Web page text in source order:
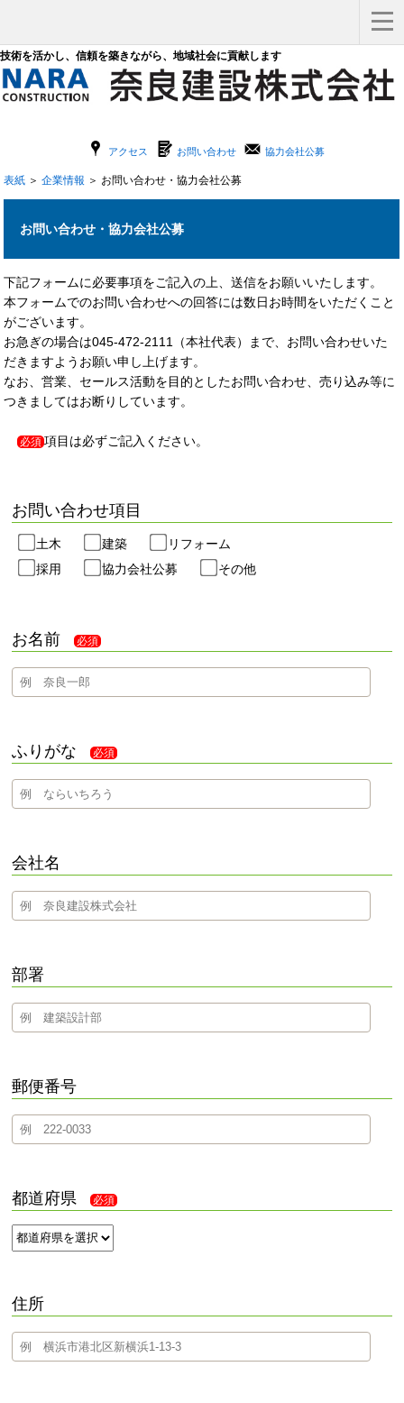
技術を活かし、信頼を築きながら、地域社会に貢献します
x アクセス G お問い合わせ F 協力会社公募
表紙 ＞企業情報 ＞ お問い合わせ・協力会社公募
お問い合わせ・協力会社公募
下記フォームに必要事項をご記入の上、送信をお願いいたします。
本フォームでのお問い合わせへの回答には数日お時間をいただくこと
がございます。
お急ぎの場合は045-472-2111（本社代表）まで、お問い合わせいた
だきますようお願い申し上げます。
なお、営業、セールス活動を目的としたお問い合わせ、売り込み等に
つきましてはお断りしています。
必須 項目は必ずご記入ください。
お問い合わせ項目
土木 建築
リフォーム
採用
協力会社公募 その他
お名前 必須
ふりがな 必須
会社名
部署
郵便番号
都道府県 必須
住所